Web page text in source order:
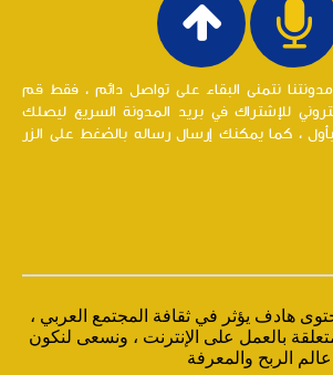
نتمنى البقاء على تواصل دائم ، فقط قم
للإشتراك في بريد المدونة السريع ليصلك
بأول ، كما يمكنك إرسال رساله بالضغط على الزر
هادف يؤثر في ثقافة المجتمع العربي ،
بالعمل على الإنترنت ، ونسعى لنكون
الربح والمعرفة